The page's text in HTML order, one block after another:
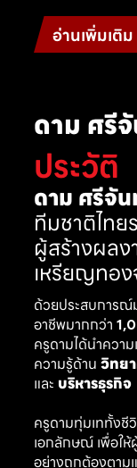
อ่านเพิ่มเติม
ดาม ศรี
ประวัติ
ดาม ศรีจั
ทีมชาติไทย
ผู้สร้างผลง
เหรียญทอ
ด้วยประสบการณ์
อาชีพมากกว่า
ครูดามได้นำควา
ความรู้ด้าน วิทย
และ บริหารธุรกิจ
ครูดามทุ่มเททั้ง
เอกลักษณ์ เพื่อให้
อย่างถูกต้องตาม